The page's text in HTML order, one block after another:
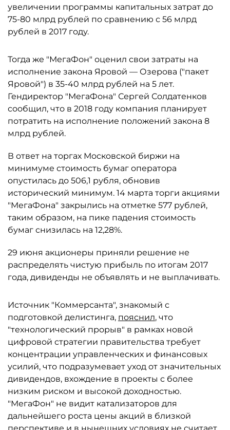
увеличении программы капитальных затрат до
75-80 млрд рублей по сравнению с 56 млрд
рублей в 2017 году.
Тогда же "МегаФон" оценил свои затраты на
исполнение закона Яровой — Озерова ("пакет
Яровой") в 35-40 млрд рублей на 5 лет.
Гендиректор "МегаФона" Сергей Солдатенков
сообщил, что в 2018 году компания планирует
потратить на исполнение положений закона 8
млрд рублей.
В ответ на торгах Московской биржи на
минимуме стоимость бумаг оператора
опустилась до 506,1 рубля, обновив
исторический минимум. 14 марта торги акциями
"МегаФона" закрылись на отметке 577 рублей,
таким образом, на пике падения стоимость
бумаг снизилась на 12,28%.
29 июня акционеры приняли решение не
распределять чистую прибыль по итогам 2017
года, дивиденды не объявлять и не выплачивать.
Источник "Коммерсанта", знакомый с
подготовкой делистинга, пояснил, что
"технологический прорыв" в рамках новой
цифровой стратегии правительства требует
концентрации управленческих и финансовых
усилий, что подразумевает уход от значительных
дивидендов, вхождение в проекты с более
низким риском и высокой доходностью.
"МегаФон" не видит катализаторов для
дальнейшего роста цены акций в близкой